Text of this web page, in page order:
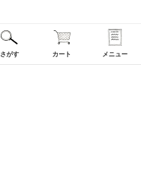
さがす カート メニュー